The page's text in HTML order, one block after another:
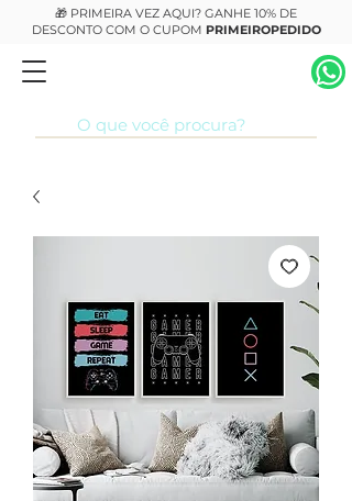
🎁 PRIMEIRA VEZ AQUI? GANHE 10% DE
DESCONTO COM O CUPOM PRIMEIROPEDIDO